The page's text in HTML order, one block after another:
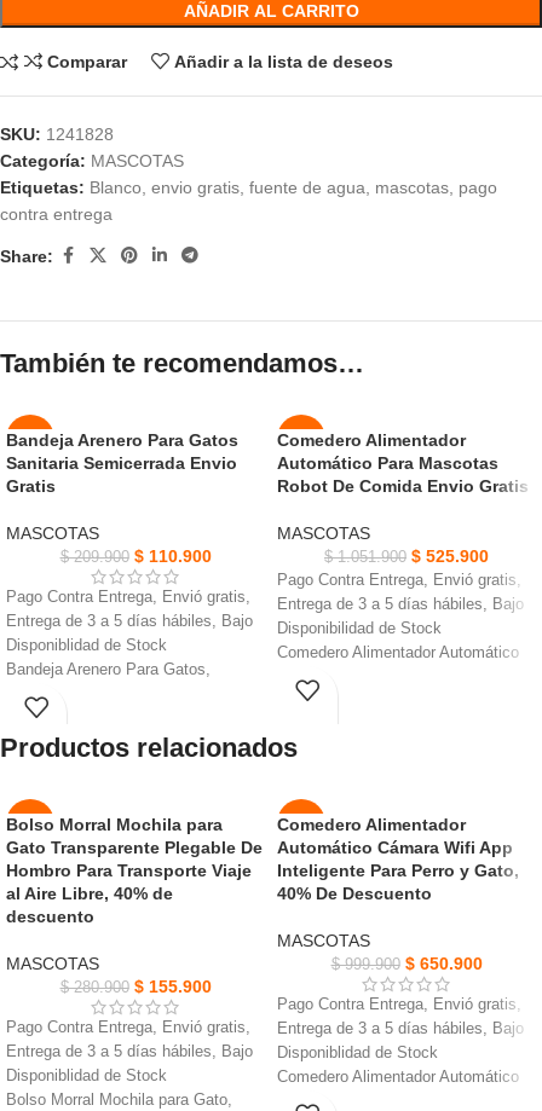
AÑADIR AL CARRITO
Comparar Añadir a la lista de deseos
SKU: 1241828
Categoría: MASCOTAS
Etiquetas: Blanco, envio gratis, fuente de agua, mascotas, pago
contra entrega
Share:
También te recomendamos…
-47%
AGOT
ADO
NUEVO
Bandeja Arenero Para Gatos
Sanitaria Semicerrada Envio
Gratis
MASCOTAS
$209.900 $110.900
Pago Contra Entrega, Envió gratis,
Entrega de 3 a 5 días hábiles, Bajo
Disponiblidad de Stock
Bandeja Arenero Para Gatos,
materiales alta calidad, garantizan
su durabilidad y resistencia.
borde elevado ayuda a evitar que la
Fácil de limpiar, estructura permite
un acceso rápido y cómodo para
vaciar y cambiar la arena.
Proporciona suficiente espacio para
que tu felino pueda hacer sus
-50%
NUEVO
Comedero Alimentador
Automático Para Mascotas
Robot De Comida Envio Gratis
MASCOTAS
$1.051.900 $ 525.900
Pago Contra Entrega, Envió gratis,
Entrega de 3 a 5 días hábiles, Bajo
Disponibilidad de Stock
Comedero Alimentador Automático
Para Mascotas se puede alimentar
de forma automática
energía, se pueden alimentar con
Con sensor inteligente infrarrojo,
cuando el cuenco se llena con una
cierta cantidad
Cuenco de acero inoxidable extraíble
higiénico para sus mascotas con
Tiene una capacidad de 3,5 Libras,
se pueden programar hasta 4
comidas al día
Productos relacionados
-44%
AGOT
ADO
NUEVO
Bolso Morral Mochila para
Gato Transparente Plegable De
Hombro Para Transporte Viaje
al Aire Libre, 40% de
descuento
MASCOTAS
$280.900 $155.900
Pago Contra Entrega, Envió gratis,
Entrega de 3 a 5 días hábiles, Bajo
Disponiblidad de Stock
Bolso Morral Mochila para Gato,
-35%
AGOT
ADO
Comedero Alimentador
Automático Cámara Wifi App
Inteligente Para Perro y Gato,
40% De Descuento
MASCOTAS
$999.900 $650.900
Pago Contra Entrega, Envió gratis,
Entrega de 3 a 5 días hábiles, Bajo
Disponiblidad de Stock
Comedero Alimentador Automático
Fácil instalación y configuración